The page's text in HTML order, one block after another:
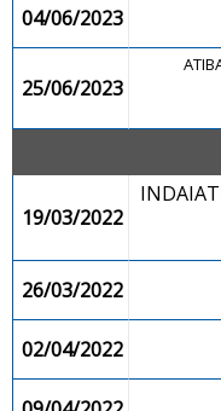
04/06/2023
25/06/2023
19/03/2022
26/03/2022
02/04/2022